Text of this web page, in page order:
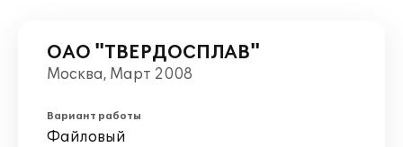
ОАО "ТВЕРДОСПЛАВ"
Москва, Март 2008
Вариант работы
Файловый